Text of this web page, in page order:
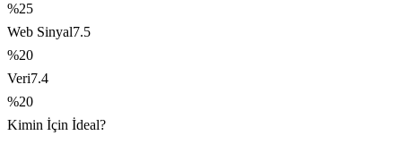
%25
Web Sinyal7.5
%20
Veri7.4
%20
Kimin İçin İdeal?